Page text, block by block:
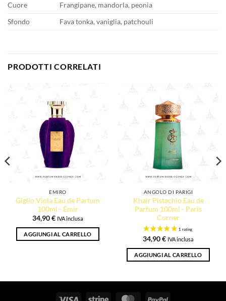
Cuore
Frangipane, mandorla, peonia
Sfondo
Fava tonka, vaniglia, patchouli
PRODOTTI CORRELATI
EMIRO
Giglio Viola Eau de Parfum
100ml - Émir
34,90€ IVA inclusa
AGGIUNGI AL CARRELLO
ANGOLO DI PARIGI
Khair Pistachio Eau de
Parfum 100ml - Paris
Corner
34,90€ IVA inclusa
AGGIUNGI AL CARRELLO
Visto Striscia MasterCardPayPal